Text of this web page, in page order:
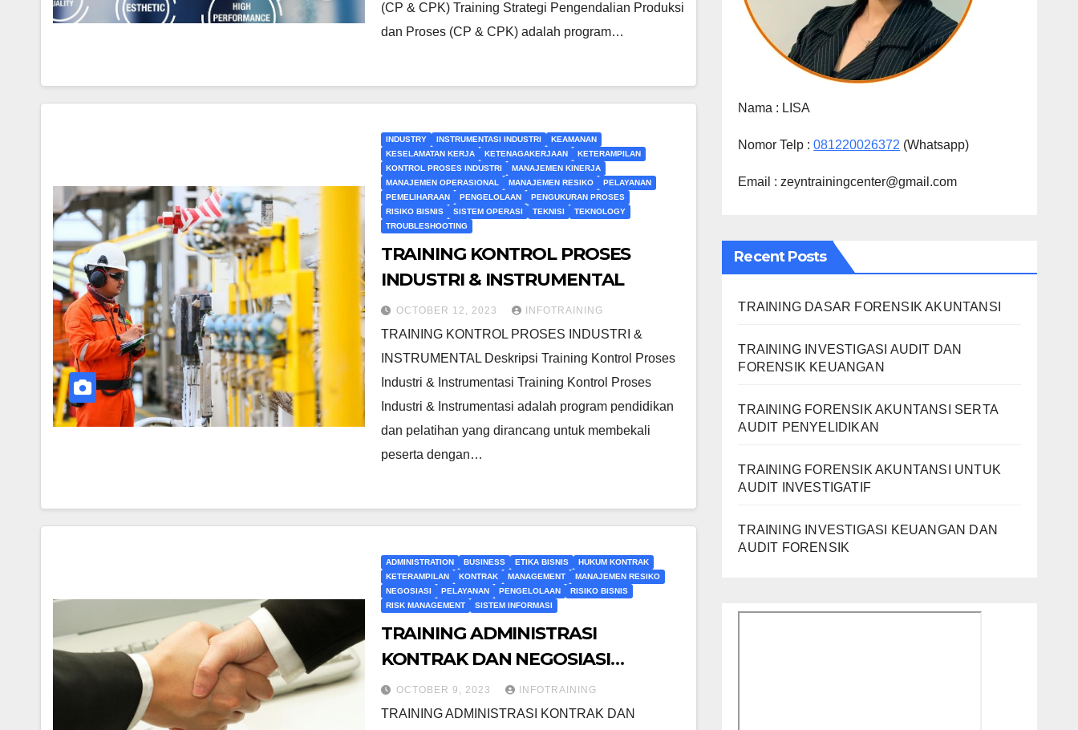
(CP & CPK) Training Strategi Pengendalian Produksi
dan Proses (CP & CPK) adalah program…
INDUSTRY INSTRUMENTASI INDUSTRI
KEAMANAN
KESELAMATAN KERJA
KETENAGAKERJAAN
KETERAMPILAN
KONTROL PROSES INDUSTRI
MANAJEMEN KINERJA
MANAJEMEN OPERASIONAL
MANAJEMEN RESIKO
PELAYANAN
PEMELIHARAAN
PENGELOLAAN
PENGUKURAN PROSES
RISIKO BISNIS
SISTEM OPERASI TEKNISI
TEKNOLOGY
TROUBLESHOOTING
TRAINING KONTROL PROSES
INDUSTRI & INSTRUMENTAL
OCTOBER 12, 2023 INFOTRAINING
TRAINING KONTROL PROSES INDUSTRI &
INSTRUMENTAL Deskripsi Training Kontrol Proses
Industri & Instrumentasi Training Kontrol Proses
Industri & Instrumentasi adalah program pendidikan
dan pelatihan yang dirancang untuk membekali
peserta dengan…
ADMINISTRATION BUSINESS ETIKA BISNIS
HUKUM KONTRAK
KETERAMPILAN
KONTRAK MANAGEMENT
MANAJEMEN RESIKO
NEGOSIASI
PELAYANAN PENGELOLAAN
RISIKO BISNIS
RISK MANAGEMENT
SISTEM INFORMASI
TRAINING ADMINISTRASI
KONTRAK DAN NEGOSIASI
PERUSAHAAN
OCTOBER 9, 2023 INFOTRAINING
TRAINING ADMINISTRASI KONTRAK DAN
Nama : LISA
Nomor Telp :081220026372 (Whatsapp)
Email : zeyntrainingcenter@gmail.com
Recent Posts
TRAINING DASAR FORENSIK AKUNTANSI
TRAINING INVESTIGASI AUDIT DAN
FORENSIK KEUANGAN
TRAINING FORENSIK AKUNTANSI SERTA
AUDIT PENYELIDIKAN
TRAINING FORENSIK AKUNTANSI UNTUK
AUDIT INVESTIGATIF
TRAINING INVESTIGASI KEUANGAN DAN
AUDIT FORENSIK